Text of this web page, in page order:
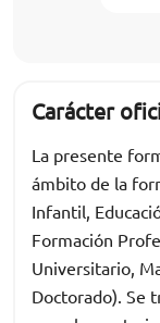
Carácter
La presente
ámbito de la
Infantil,
Formación
Universitario,
Doctorado). Se